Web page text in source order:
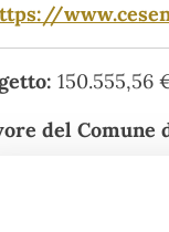
150.555,56
del Comune
– 31 dicembre